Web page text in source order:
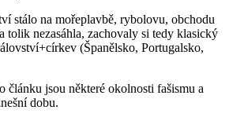
stálo na mořeplavbě, rybolovu, obchodu
tolik nezasáhla, zachovaly si tedy klasický
(Španělsko, Portugalsko,
článku jsou některé okolnosti fašismu a
dobu.